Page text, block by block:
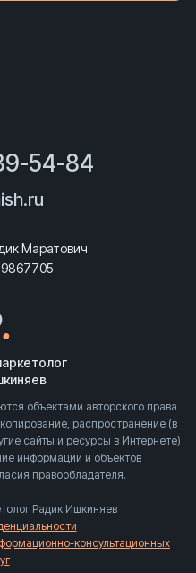
54-84
Маратович
.
объектами авторского права
распространение (в
сайты и ресурсы в Интернете)
информации и объектов
правообладателя.
Радик Ишкиняев
консультационных